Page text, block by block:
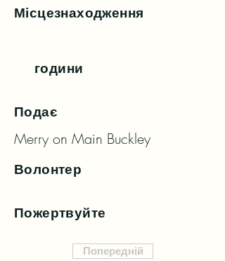
Місцезнаходження
години
Подає
Merry on Main Buckley
Волонтер
Пожертвуйте
Попередній